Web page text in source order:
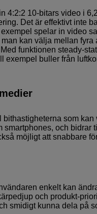
4:2:2 10-bitars video i
Det är effektivt inte
spelar in video
kan välja mellan
funktionen steady-
exempel buller från
bithastigheterna som
och
möjligt att snabbare
enkelt kan
och produkt-
smidigt kunna dela på